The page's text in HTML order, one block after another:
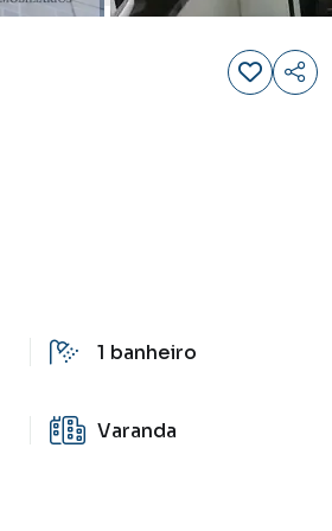
1 banheiro
Varanda